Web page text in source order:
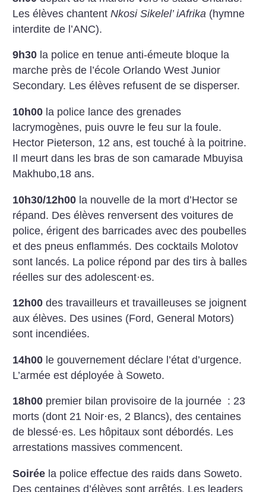
Les élèves chantentNkosi Sikelel’ iAfrika (hymne
interdite de l’ANC).
9h30 la police en tenue anti-émeute bloque la
marche près de l’école Orlando West Junior
Secondary. Les élèves refusent de se disperser.
10h00 la police lance des grenades
lacrymogènes, puis ouvre le feu sur la foule.
Hector Pieterson, 12 ans, est touché à la poitrine.
Il meurt dans les bras de son camarade Mbuyisa
Makhubo,18 ans.
10h30/12h00 la nouvelle de la mort d’Hector se
répand. Des élèves renversent des voitures de
police, érigent des barricades avec des poubelles
et des pneus enflammés. Des cocktails Molotov
sont lancés. La police répond par des tirs à balles
réelles sur des adolescent·es.
12h00 des travailleurs et travailleuses se joignent
aux élèves. Des usines (Ford, General Motors)
sont incendiées.
14h00 le gouvernement déclare l’état d’urgence.
L’armée est déployée à Soweto.
18h00 premier bilan provisoire de la journée : 23
morts (dont 21 Noir·es, 2 Blancs), des centaines
de blessé·es. Les hôpitaux sont débordés. Les
arrestations massives commencent.
Soirée la police effectue des raids dans Soweto.
Des centaines d’élèves sont arrêtés. Les leaders